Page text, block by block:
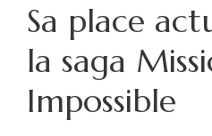
Sa place
la saga
Impossible